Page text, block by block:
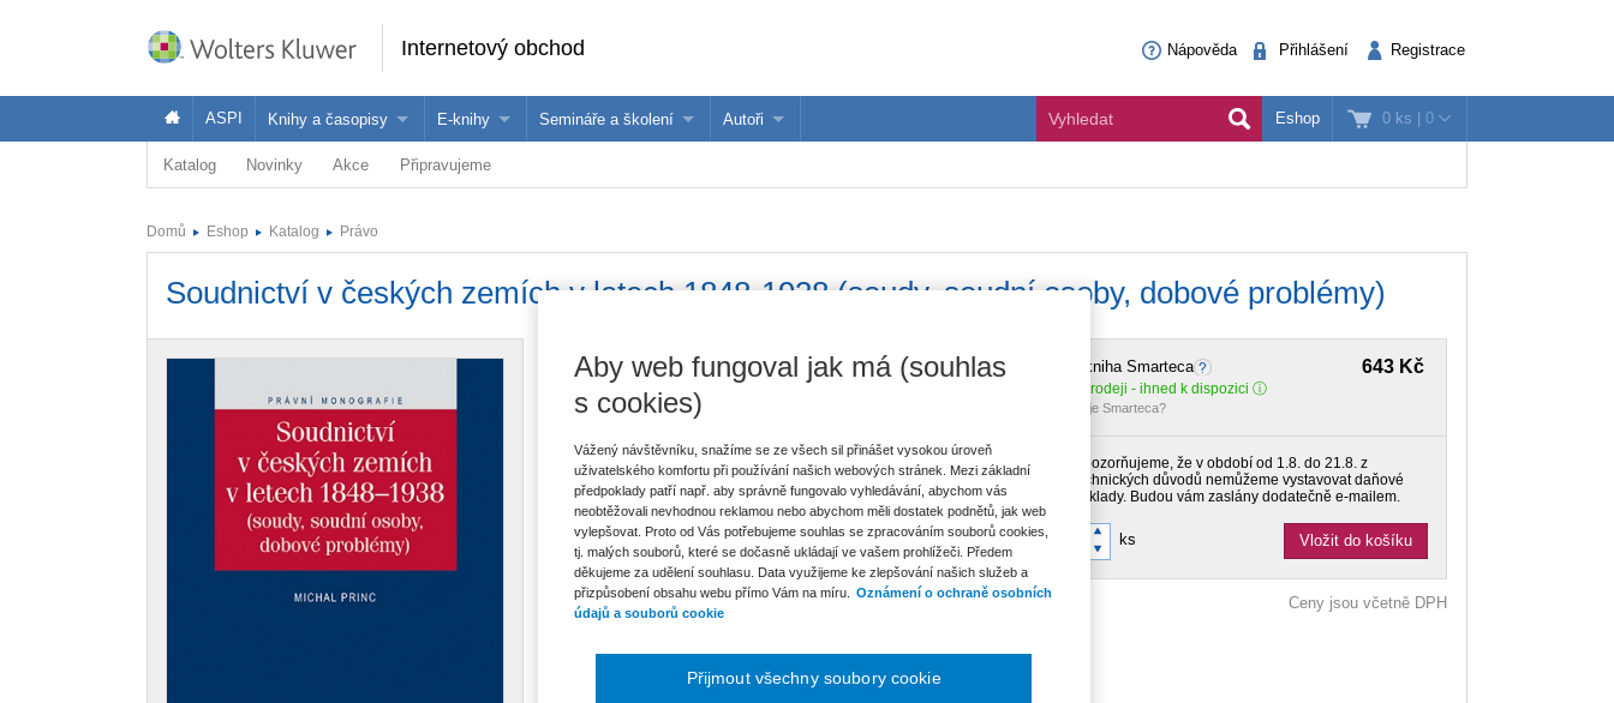
Internetový obchod Nápověda Přihlášení Registrace
0 ks | 0
ASPI Knihy a časopisy
Knihy
E-knihy
Jak na naše e-knihy?
Semináře a školení Autoři Eshop
Katalog Novinky Akce Připravujeme
Domů Eshop Katalog Právo
Soudnictví v českých zemích v letech 1848-1938 (soudy, soudní osoby, dobové problémy)
643 Kč
E-kniha Smarteca
V prodeji - ihned k dispozici
Co je Smarteca?
Upozorňujeme, že v období od 1.8. do 21.8. z
technických důvodů nemůžeme vystavovat daňové
doklady. Budou vám zaslány dodatečně e-mailem.
ks Vložit do košíku
Ceny jsou včetně DPH
Vydavatel Wolters Kluwer
Autor
Typ publikace monografie
Datum vydání 6/2015
Počet stran 344
Typ produktu E-kniha
Formát Smarteca
Aby web fungoval jak má (souhlas
s cookies)
Vážený návštěvníku, snažíme se ze všech sil přinášet vysokou úroveň
uživatelského komfortu při používání našich webových stránek. Mezi základní
předpoklady patří např. aby správně fungovalo vyhledávání, abychom vás
neobtěžovali nevhodnou reklamou nebo abychom měli dostatek podnětů, jak web
vylepšovat. Proto od Vás potřebujeme souhlas se zpracováním souborů cookies,
tj. malých souborů, které se dočasně ukládají ve vašem prohlížeči. Předem
děkujeme za udělení souhlasu. Data využijeme ke zlepšování našich služeb a
přizpůsobení obsahu webu přímo Vám na míru.
Oznámení o ochraně osobních
údajů a souborů cookie
Přijmout všechny soubory cookie